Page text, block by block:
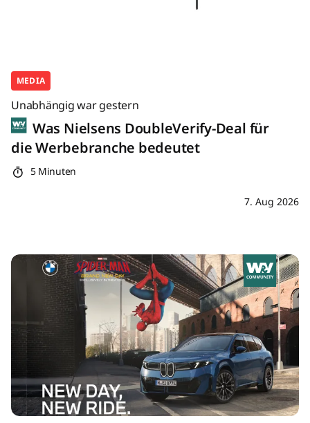
MEDIA
Unabhängig war gestern
Was Nielsens DoubleVerify-Deal für
die Werbebranche bedeutet
5 Minuten
7. Aug 2026